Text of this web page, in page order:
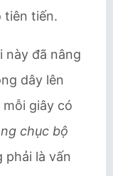
tiên tiến.
này đã nâng
dây lên
giây có
chục bộ
phải là vấn